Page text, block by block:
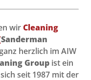
wirCleaning
Sanderman
herzlich im AIW
Group ist ein
seit 1987 mit der